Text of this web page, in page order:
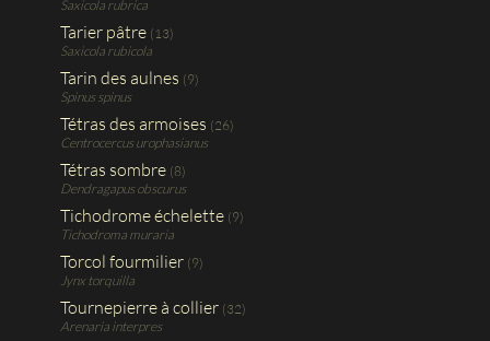
Saxicola rubrica
Tarier pâtre (13)
Saxicola rubicola
Tarin des aulnes (9)
Spinus spinus
Tétras des armoises (26)
Centrocercus urophasianus
Tétras sombre (8)
Dendragapus obscurus
Tichodrome échelette (9)
Tichodroma muraria
Torcol fourmilier (9)
Jynx torquilla
Tournepierre à collier (32)
Arenaria interpres